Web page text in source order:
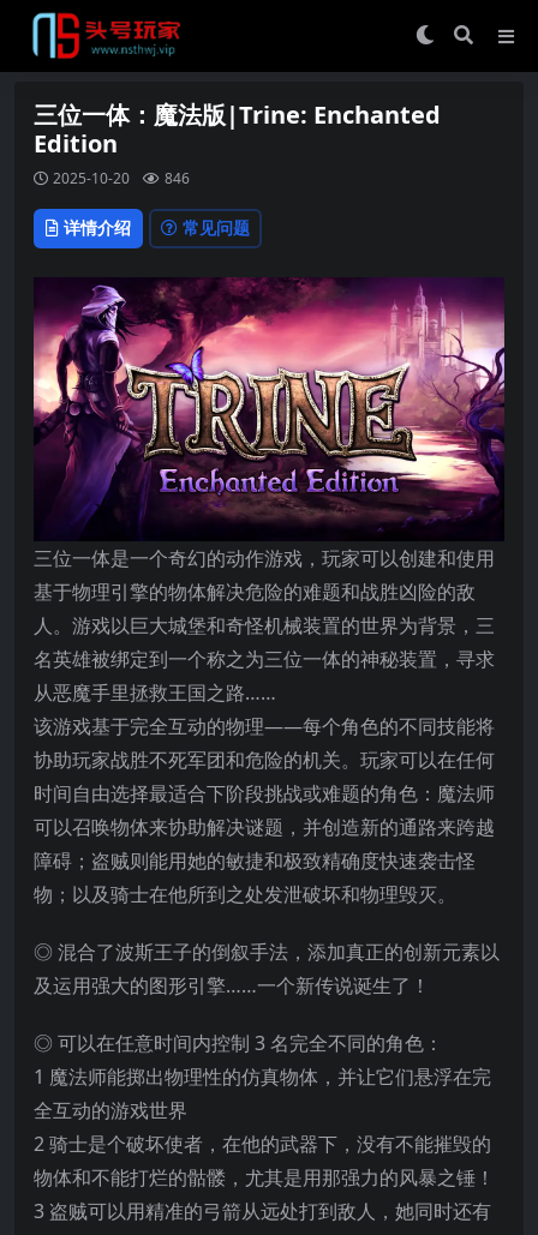
三位一体：魔法版|Trine: Enchanted
Edition
2025-10-20 846
详情介绍 常见问题
三位一体是一个奇幻的动作游戏，玩家可以创建和使用
基于物理引擎的物体解决危险的难题和战胜凶险的敌
人。游戏以巨大城堡和奇怪机械装置的世界为背景，三
名英雄被绑定到一个称之为三位一体的神秘装置，寻求
从恶魔手里拯救王国之路……
该游戏基于完全互动的物理——每个角色的不同技能将
协助玩家战胜不死军团和危险的机关。玩家可以在任何
时间自由选择最适合下阶段挑战或难题的角色：魔法师
可以召唤物体来协助解决谜题，并创造新的通路来跨越
障碍；盗贼则能用她的敏捷和极致精确度快速袭击怪
物；以及骑士在他所到之处发泄破坏和物理毁灭。
◎ 混合了波斯王子的倒叙手法，添加真正的创新元素以
及运用强大的图形引擎……一个新传说诞生了！
◎ 可以在任意时间内控制 3 名完全不同的角色：
1 魔法师能掷出物理性的仿真物体，并让它们悬浮在完
全互动的游戏世界
2 骑士是个破坏使者，在他的武器下，没有不能摧毁的
物体和不能打烂的骷髅，尤其是用那强力的风暴之锤！
3 盗贼可以用精准的弓箭从远处打到敌人，她同时还有